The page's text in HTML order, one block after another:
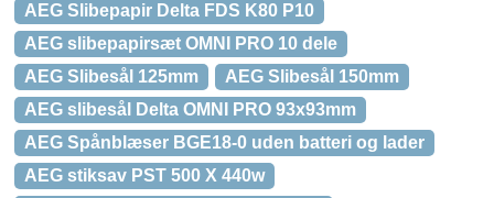
AEG Slibepapir Delta FDS K80 P10
AEG slibepapirsæt OMNI PRO 10 dele
AEG Slibesål 125mm
AEG Slibesål 150mm
AEG slibesål Delta OMNI PRO 93x93mm
AEG Spånblæser BGE18-0 uden batteri og lader
AEG stiksav PST 500 X 440w